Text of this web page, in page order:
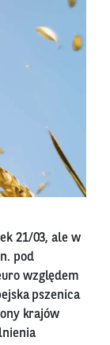
21/03, ale w
pod
względem
pszenica
krajów